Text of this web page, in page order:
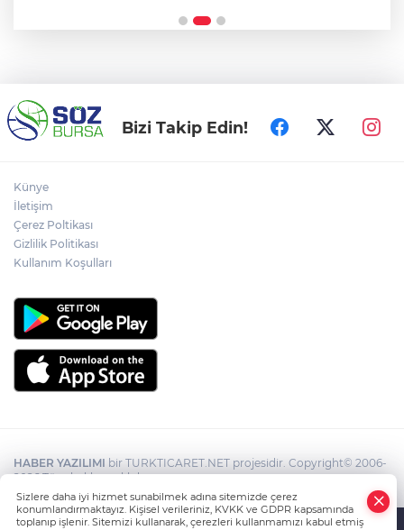
Bizi Takip Edin!
Künye
İletişim
Çerez Poltikası
Gizlilik Politikası
Kullanım Koşulları
HABER YAZILIMI bir TURKTICARET.NET projesidir. Copyright© 2006-
2026 Tüm hakları saklıdır.
Sizlere daha iyi hizmet sunabilmek adına sitemizde çerez
konumlandırmaktayız. Kişisel verileriniz, KVKK ve GDPR kapsamında
toplanıp işlenir. Sitemizi kullanarak, çerezleri kullanmamızı kabul etmiş